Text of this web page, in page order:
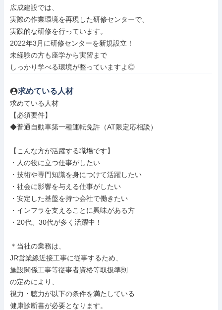
広成建設では、
実際の作業環境を再現した研修センターで、
実践的な研修を行っています。
2022年3月に研修センターを新規設立！
未経験の方も座学から実習まで
しっかり学べる環境が整っていますよ◎
求めている人材
求めている人材
【必須要件】
◆普通自動車第一種運転免許（AT限定応相談）
【こんな方が活躍する職場です】
・人の役に立つ仕事がしたい
・技術や専門知識を身につけて活躍したい
・社会に影響を与える仕事がしたい
・安定した基盤を持つ会社で働きたい
・インフラを支えることに興味がある方
・20代、30代が多く活躍中！
＊当社の業務は、
JR営業線近接工事に従事するため、
施設関係工事等従事者資格等取扱準則
の定めにより、
視力・聴力が以下の条件を満たしている
健康診断書が必要となります。